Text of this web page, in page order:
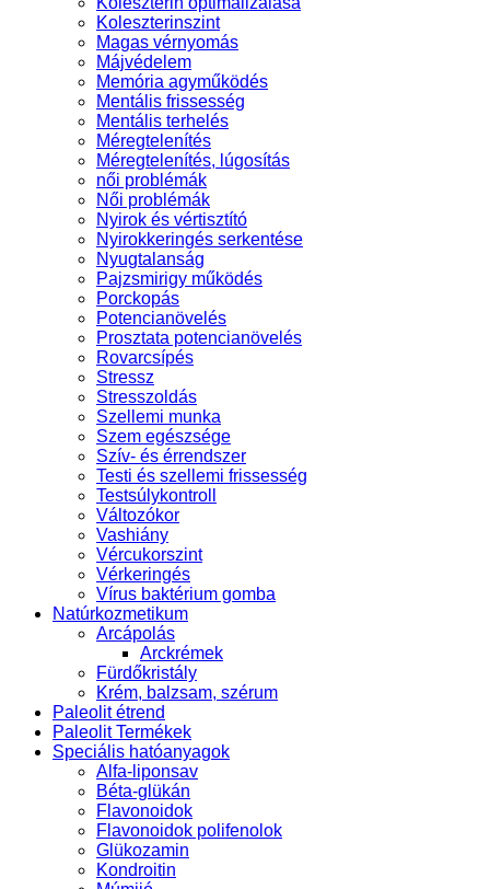
Koleszterinszint
Magas vérnyomás
Májvédelem
Memória agyműködés
Mentális frissesség
Mentális terhelés
Méregtelenítés
Méregtelenítés, lúgosítás
női problémák
Női problémák
Nyirok és vértisztító
Nyirokkeringés serkentése
Nyugtalanság
Pajzsmirigy működés
Porckopás
Potencianövelés
Prosztata potencianövelés
Rovarcsípés
Stressz
Stresszoldás
Szellemi munka
Szem egészsége
Szív- és érrendszer
Testi és szellemi frissesség
Testsúlykontroll
Változókor
Vashiány
Vércukorszint
Vérkeringés
Vírus baktérium gomba
Natúrkozmetikum
Arcápolás
Arckrémek
Fürdőkristály
Krém, balzsam, szérum
Paleolit étrend
Paleolit Termékek
Speciális hatóanyagok
Alfa-liponsav
Béta-glükán
Flavonoidok
Flavonoidok polifenolok
Glükozamin
Kondroitin